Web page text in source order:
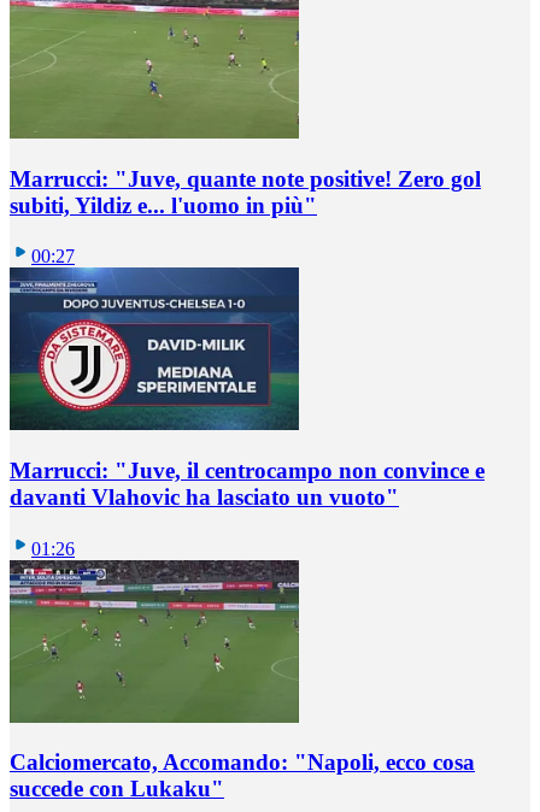
Marrucci: "Juve, quante note positive! Zero gol
subiti, Yildiz e... l'uomo in più"
00:27
Marrucci: "Juve, il centrocampo non convince e
davanti Vlahovic ha lasciato un vuoto"
01:26
Calciomercato, Accomando: "Napoli, ecco cosa
succede con Lukaku"